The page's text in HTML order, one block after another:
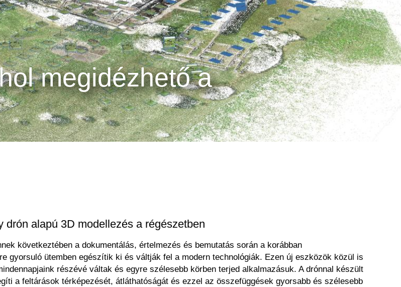
megidézhető a
alapú 3D modellezés a régészetben
következtében a dokumentálás, értelmezés és bemutatás során a korábban
gyorsuló ütemben egészítik ki és váltják fel a modern technológiák. Ezen új eszközök közül is
részévé váltak és egyre szélesebb körben terjed alkalmazásuk. A drónnal készült
a feltárások térképezését, átláthatóságát és ezzel az összefüggések gyorsabb és szélesebb